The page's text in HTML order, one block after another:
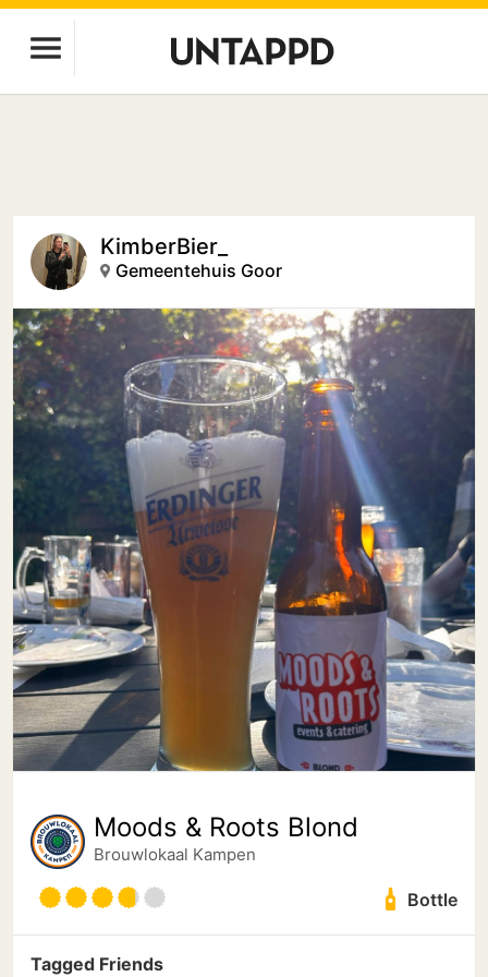
KimberBier_
Gemeentehuis Goor
Moods & Roots Blond
Brouwlokaal Kampen
Bottle
Tagged Friends